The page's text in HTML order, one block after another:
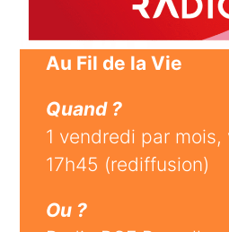
Au Fil de la Vie
Quand ?
1 vendredi par
17h45 (rediffusion)
Ou ?